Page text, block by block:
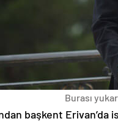
Burası
başkent